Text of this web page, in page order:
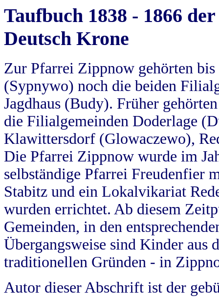
Taufbuch 1838 - 1866
Deutsch Krone
Zur Pfarrei Zippnow gehörten
(Sypnywo) noch die beiden
Jagdhaus (Budy). Früher
die Filialgemeinden Doderlage
Klawittersdorf (Glowaczewo),
Die Pfarrei Zippnow wurde im
selbständige Pfarrei Freudenfier
Stabitz und ein Lokalvikariat
wurden errichtet. Ab diesem
Gemeinden, in den
Übergangsweise sind Kinder aus
traditionellen Gründen - in
Autor dieser Abschrift ist der